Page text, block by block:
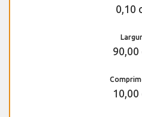
0,10
90,00
10,00